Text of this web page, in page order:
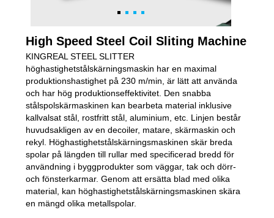
High Speed ​​Steel Coil Sliting Machine
KINGREAL STEEL SLITTER
höghastighetstålskärningsmaskin har en maximal
produktionshastighet på 230 m/min, är lätt att använda
och har hög produktionseffektivitet. Den snabba
stålspolskärmaskinen kan bearbeta material inklusive
kallvalsat stål, rostfritt stål, aluminium, etc. Linjen består
huvudsakligen av en decoiler, matare, skärmaskin och
rekyl. Höghastighetstålskärningsmaskinen skär breda
spolar på längden till rullar med specificerad bredd för
användning i byggprodukter som väggar, tak och dörr-
och fönsterkarmar. Genom att ersätta blad med olika
material, kan höghastighetstålskärningsmaskinen skära
en mängd olika metallspolar.